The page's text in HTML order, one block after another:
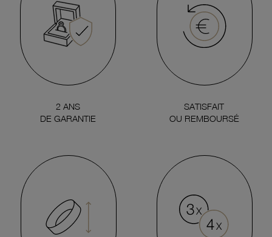
2 ANS
DE GARANTIE
SATISFAIT
OU REMBOURSÉ